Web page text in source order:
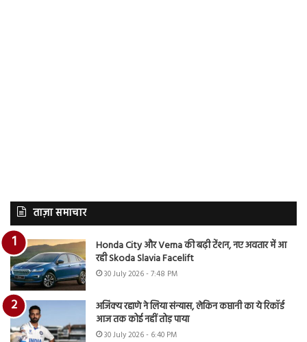
ताज़ा समाचार
Honda City और Verna की बढ़ी टेंशन, नए अवतार में आ
रही Skoda Slavia Facelift
30 July 2026 - 7:48 PM
अजिंक्य रहाणे ने लिया संन्यास, लेकिन कप्तानी का ये रिकॉर्ड
आज तक कोई नहीं तोड़ पाया
30 July 2026 - 6:40 PM